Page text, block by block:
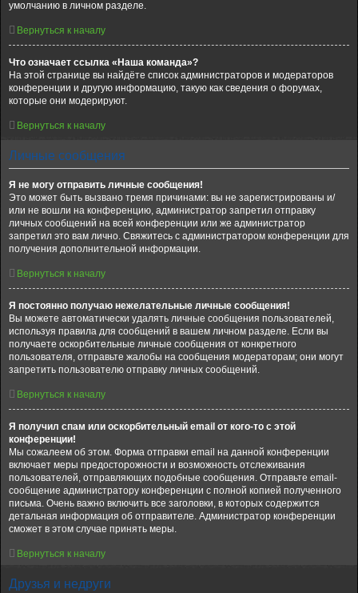
умолчанию в личном разделе.
Вернуться к началу
Что означает ссылка «Наша команда»?
На этой странице вы найдёте список администраторов и модераторов
конференции и другую информацию, такую как сведения о форумах,
которые они модерируют.
Вернуться к началу
Личные сообщения
Я не могу отправить личные сообщения!
Это может быть вызвано тремя причинами: вы не зарегистрированы и/
или не вошли на конференцию, администратор запретил отправку
личных сообщений на всей конференции или же администратор
запретил это вам лично. Свяжитесь с администратором конференции для
получения дополнительной информации.
Вернуться к началу
Я постоянно получаю нежелательные личные сообщения!
Вы можете автоматически удалять личные сообщения пользователей,
используя правила для сообщений в вашем личном разделе. Если вы
получаете оскорбительные личные сообщения от конкретного
пользователя, отправьте жалобы на сообщения модераторам; они могут
запретить пользователю отправку личных сообщений.
Вернуться к началу
Я получил спам или оскорбительный email от кого-то с этой
конференции!
Мы сожалеем об этом. Форма отправки email на данной конференции
включает меры предосторожности и возможность отслеживания
пользователей, отправляющих подобные сообщения. Отправьте email-
сообщение администратору конференции с полной копией полученного
письма. Очень важно включить все заголовки, в которых содержится
детальная информация об отправителе. Администратор конференции
сможет в этом случае принять меры.
Вернуться к началу
Друзья и недруги